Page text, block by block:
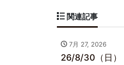
関連記事
7月 27, 2026
26/8/30（日）